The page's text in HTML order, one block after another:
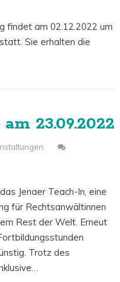
findet am 02.12.2022 um
Sie erhalten die
23.09.2022
Jenaer Teach-In, eine
für Rechtsanwältinnen
Rest der Welt. Erneut
Trotz des